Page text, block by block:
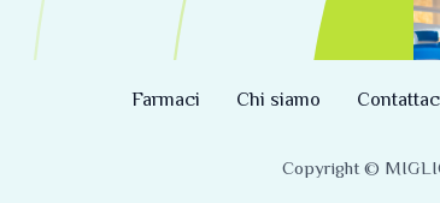
Farmaci Chi siamo
Copyright ©